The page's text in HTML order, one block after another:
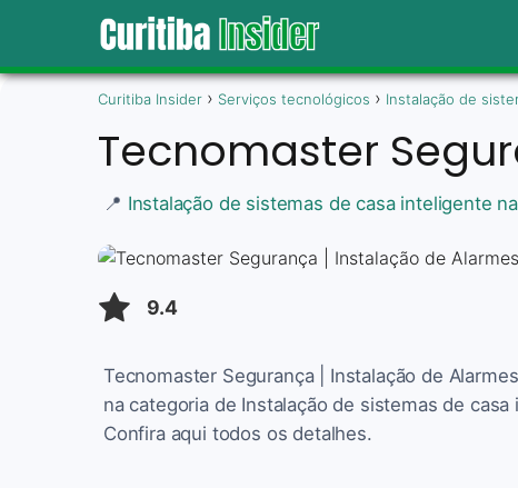
Curitiba Insider Serviços tecnológicos Instalação de
Tecnomaster
📍 Instalação de sistemas de casa inteligente
9.4
Tecnomaster Segurança | Instalação de
na categoria de Instalação de sistemas de
Confira aqui todos os detalhes.